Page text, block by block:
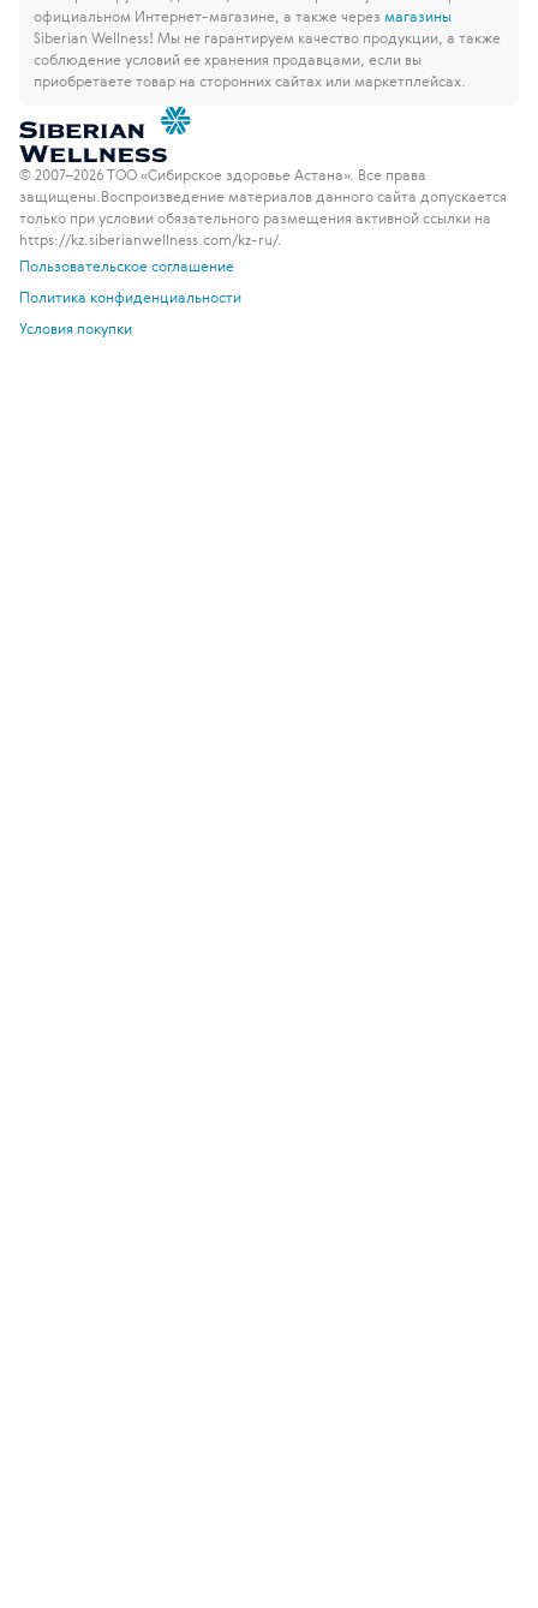
официальном Интернет-магазине, а также через магазины
Siberian Wellness! Мы не гарантируем качество продукции, а также
соблюдение условий ее хранения продавцами, если вы
приобретаете товар на сторонних сайтах или маркетплейсах.
© 2007–2026 ТОО «Сибирское здоровье Астана». Все права
защищены. Воспроизведение материалов данного сайта допускается
только при условии обязательного размещения активной ссылки на
https://kz.siberianwellness.com/kz-ru/.
Пользовательское соглашение
Политика конфиденциальности
Условия покупки